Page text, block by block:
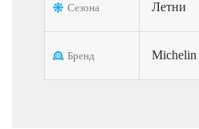
Сезона Летни
Бренд Michelin